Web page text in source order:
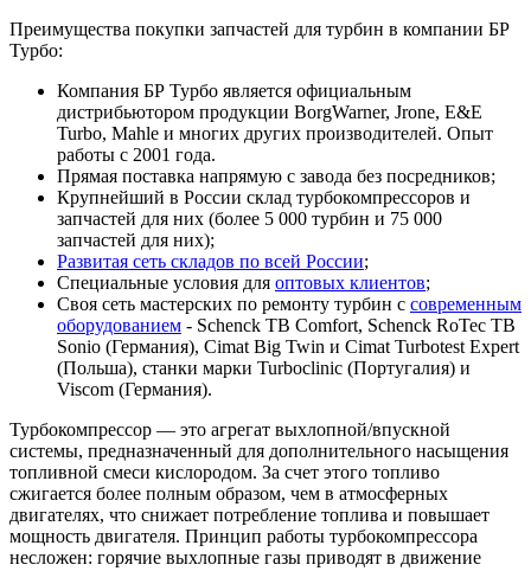
Преимущества покупки запчастей для турбин в компании БР
Турбо:
Компания БР Турбо является официальным
дистрибьютором продукции BorgWarner, Jrone, E&E
Turbo, Mahle и многих других производителей. Опыт
работы с 2001 года.
Прямая поставка напрямую с завода без посредников;
Крупнейший в России склад турбокомпрессоров и
запчастей для них (более 5 000 турбин и 75 000
запчастей для них);
Развитая сеть складов по всей России;
Специальные условия для оптовых клиентов;
Своя сеть мастерских по ремонту турбин с современным
оборудованием - Schenck TB Comfort, Schenck RoTec TB
Sonio (Германия), Cimat Big Twin и Cimat Turbotest Expert
(Польша), станки марки Turboclinic (Португалия) и
Viscom (Германия).
Турбокомпрессор — это агрегат выхлопной/впускной
системы, предназначенный для дополнительного насыщения
топливной смеси кислородом. За счет этого топливо
сжигается более полным образом, чем в атмосферных
двигателях, что снижает потребление топлива и повышает
мощность двигателя. Принцип работы турбокомпрессора
несложен: горячие выхлопные газы приводят в движение